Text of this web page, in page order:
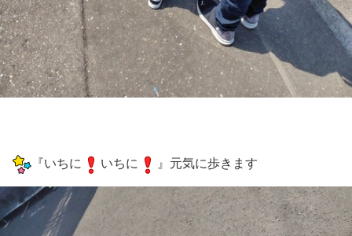
『いちに いちに 』元気に歩きます